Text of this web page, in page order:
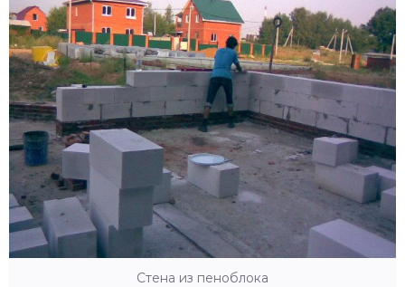
Стена из пеноблока